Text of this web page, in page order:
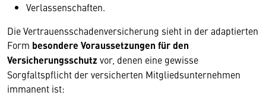
Verlassenschaften.
Die Vertrauensschadenversicherung sieht in der adaptierten
Form besondere Voraussetzungen für den
Versicherungsschutz vor, denen eine gewisse
Sorgfaltspflicht der versicherten Mitgliedsunternehmen
immanent ist: